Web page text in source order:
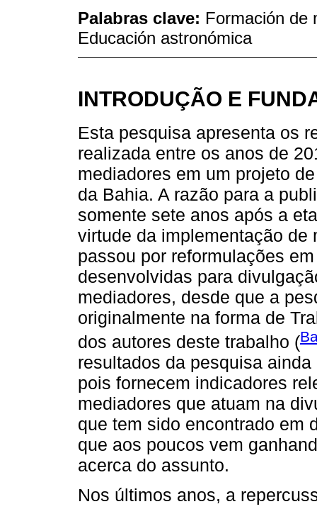
Palabras clave: Formación de
Educación astronómica
INTRODUÇÃO E
Esta pesquisa apresenta os
realizada entre os anos de
mediadores em um projeto
da Bahia. A razão para a
somente sete anos após a
virtude da implementação de
passou por reformulações
desenvolvidas para
mediadores, desde que a
originalmente na forma de
dos autores deste trabalho (
resultados da pesquisa
pois fornecem indicadores
mediadores que atuam na
que tem sido encontrado em
que aos poucos vem
acerca do assunto.
Nos últimos anos, a